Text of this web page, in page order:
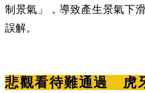
制景氣」，導致產生景氣下
誤解。
悲觀看待難通過 虎